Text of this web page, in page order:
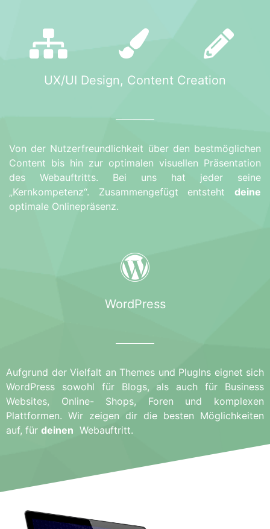
UX/UI Design, Content Creation
Von der Nutzerfreundlichkeit über den bestmöglichen
Content bis hin zur optimalen visuellen Präsentation
des Webauftritts. Bei uns hat jeder seine
„Kernkompetenz“. Zusammengefügt entsteht deine
optimale Onlinepräsenz.
WordPress
Aufgrund der Vielfalt an Themes und PlugIns eignet sich
WordPress sowohl für Blogs, als auch für Business
Websites, Online- Shops, Foren und komplexen
Plattformen. Wir zeigen dir die besten Möglichkeiten
auf, für deinen Webauftritt.